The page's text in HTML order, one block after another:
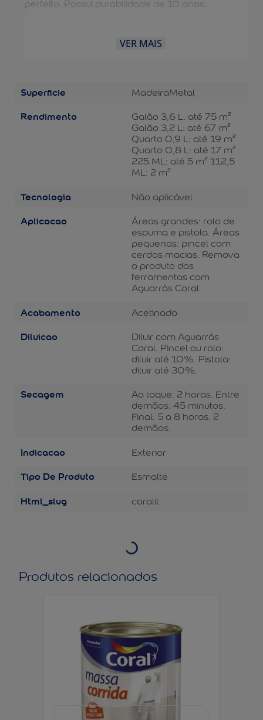
perfeito. Possui durabilidade de 10 anos.
VER MAIS
Superficie MadeiraMetal
Rendimento
Galão 3,6 L: até 75 m²
Galão 3,2 L: até 67 m²
Quarto 0,9 L: até 19 m²
Quarto 0,8 L: até 17 m²
225 ML: até 5 m² 112,5
ML: 2 m²
Tecnologia Não aplicável
Aplicacao
Áreas grandes: rolo de
espuma e pistola. Áreas
pequenas: pincel com
cerdas macias. Remova
o produto das
ferramentas com
Aguarrás Coral.
Acabamento Acetinado
Diluicao
Diluir com Aguarrás
Coral. Pincel ou rolo:
diluir até 10%. Pistola:
diluir até 30%.
Secagem
Ao toque: 2 horas. Entre
demãos: 45 minutos.
Final: 5 a 8 horas. 2
demãos.
Indicacao Exterior
Tipo De Produto Esmalte
Html_slug coralit
Produtos relacionados